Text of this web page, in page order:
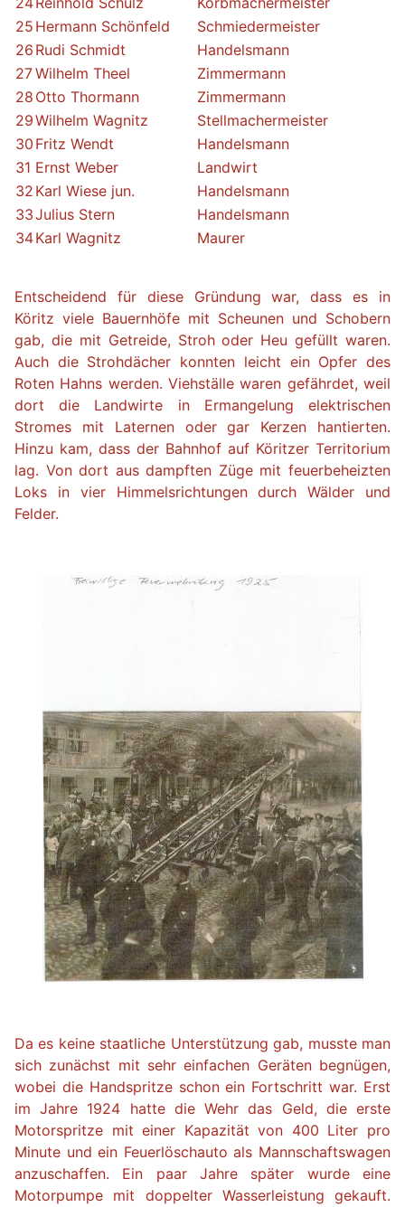
25 Hermann Schönfeld
Schmiedermeister
26 Rudi Schmidt
Handelsmann
27Wilhelm Theel
Zimmermann
28 Otto Thormann
Zimmermann
29Wilhelm Wagnitz
Stellmachermeister
30 Fritz Wendt
Handelsmann
31 Ernst Weber
Landwirt
32 Karl Wiese jun.
Handelsmann
33Julius Stern
Handelsmann
34Karl Wagnitz Maurer
Entscheidend für diese Gründung war, dass es in
Köritz viele Bauernhöfe mit Scheunen und Schobern
gab, die mit Getreide, Stroh oder Heu gefüllt waren.
Auch die Strohdächer konnten leicht ein Opfer des
Roten Hahns werden. Viehställe waren gefährdet, weil
dort die Landwirte in Ermangelung elektrischen
Stromes mit Laternen oder gar Kerzen hantierten.
Hinzu kam, dass der Bahnhof auf Köritzer Territorium
lag. Von dort aus dampften Züge mit feuerbeheizten
Loks in vier Himmelsrichtungen durch Wälder und
Felder.
Da es keine staatliche Unterstützung gab, musste man
sich zunächst mit sehr einfachen Geräten begnügen,
wobei die Handspritze schon ein Fortschritt war. Erst
im Jahre 1924 hatte die Wehr das Geld, die erste
Motorspritze mit einer Kapazität von 400 Liter pro
Minute und ein Feuerlöschauto als Mannschaftswagen
anzuschaffen. Ein paar Jahre später wurde eine
Motorpumpe mit doppelter Wasserleistung gekauft.